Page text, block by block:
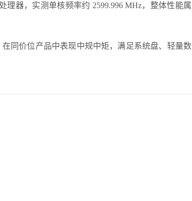
理器，实测单核频率约 2599.996 MHz，整体性能属
同价位产品中表现中规中矩，满足系统盘、轻量数